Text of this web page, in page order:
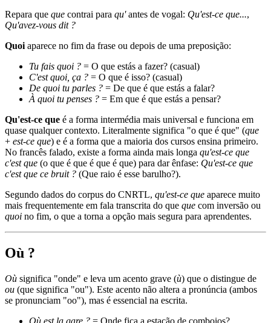
Repara que que contrai para qu'antes de vogal: Qu'est-ce que...,
Qu'avez-vous dit ?
Quoi aparece no fim da frase ou depois de uma preposição:
Tu fais quoi ? = O que estás a fazer? (casual)
C'est quoi, ça ? = O que é isso? (casual)
De quoi tu parles ? = De que é que estás a falar?
À quoi tu penses ? = Em que é que estás a pensar?
Qu'est-ce que é a forma intermédia mais universal e funciona em
quase qualquer contexto. Literalmente significa "o que é que" (que
+ est-ce que) e é a forma que a maioria dos cursos ensina primeiro.
No francês falado, existe a forma ainda mais longa qu'est-ce que
c'est que (o que é que é que é que) para dar ênfase: Qu'est-ce que
c'est que ce bruit ? (Que raio é esse barulho?).
Segundo dados do corpus do CNRTL, qu'est-ce que aparece muito
mais frequentemente em fala transcrita do que que com inversão ou
quoi no fim, o que a torna a opção mais segura para aprendentes.
Où ?
Où significa "onde" e leva um acento grave (ù) que o distingue de
ou (que significa "ou"). Este acento não altera a pronúncia (ambos
se pronunciam "oo"), mas é essencial na escrita.
Où est la gare ? = Onde fica a estação de comboios?